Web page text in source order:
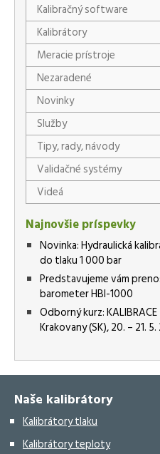
Kalibračný software
Kalibrátory
Meracie prístroje
Nezaradené
Novinky
Služby
Tipy, rady, návody
Validačné systémy
Videá
Najnovšie príspevky
Novinka: Hydraulická
do tlaku 1 000 bar
Predstavujeme vám
barometer HBI-1000
Odborný kurz:
Krakovany (SK), 20. – 21.
Naše kalibrátory
Kalibrátory tlaku
Kalibrátory teploty